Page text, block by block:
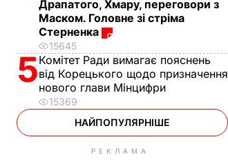
Драпатого, Хмару, переговори з
Маском. Головне зі стріма
Стерненка
15645
5Комітет Ради вимагає пояснень
від Корецького щодо призначення
нового глави Мінцифри
15369
НАЙПОПУЛЯРНІШЕ
РЕКЛАМА